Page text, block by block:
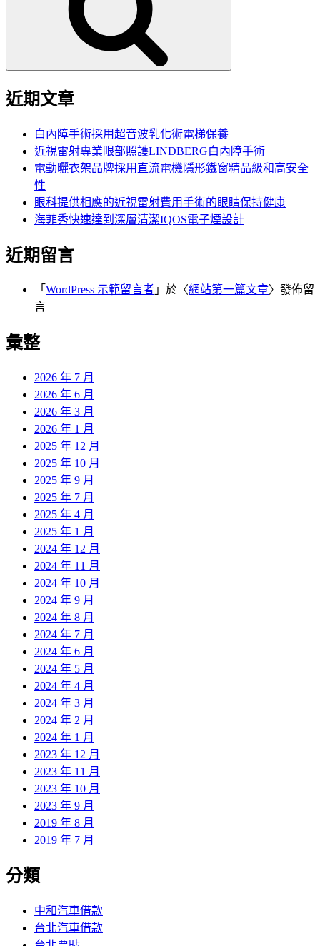
近期文章
白內障手術採用超音波乳化術電梯保養
近視雷射專業眼部照護LINDBERG白內障手術
電動曬衣架品牌採用直流電機隱形鐵窗精品級和高安全
性
眼科提供相應的近視雷射費用手術的眼睛保持健康
海菲秀快速達到深層清潔IQOS電子煙設計
近期留言
「 WordPress 示範留言者 」於〈網站第一篇文章〉發佈留
言
彙整
2026 年 7 月
2026 年 6 月
2026 年 3 月
2026 年 1 月
2025 年 12 月
2025 年 10 月
2025 年 9 月
2025 年 7 月
2025 年 4 月
2025 年 1 月
2024 年 12 月
2024 年 11 月
2024 年 10 月
2024 年 9 月
2024 年 8 月
2024 年 7 月
2024 年 6 月
2024 年 5 月
2024 年 4 月
2024 年 3 月
2024 年 2 月
2024 年 1 月
2023 年 12 月
2023 年 11 月
2023 年 10 月
2023 年 9 月
2019 年 8 月
2019 年 7 月
分類
中和汽車借款
台北汽車借款